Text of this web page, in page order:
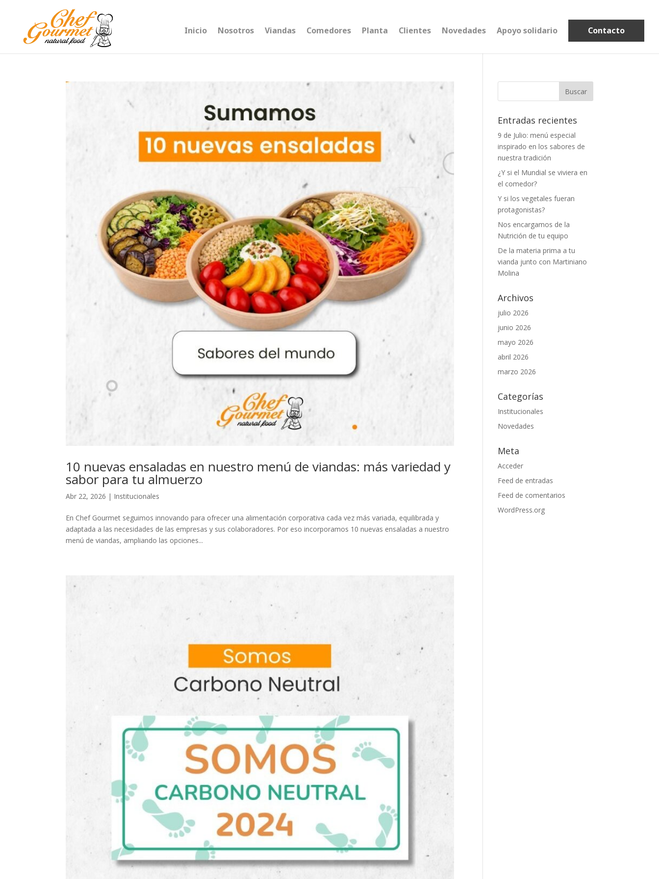
Inicio Nosotros Viandas Comedores Planta Clientes Novedades Apoyo solidario Contacto
10 nuevas ensaladas en nuestro menú de viandas: más variedad y
sabor para tu almuerzo
Abr 22, 2026 | Institucionales
En Chef Gourmet seguimos innovando para ofrecer una alimentación corporativa cada vez más variada, equilibrada y
adaptada a las necesidades de las empresas y sus colaboradores. Por eso incorporamos 10 nuevas ensaladas a nuestro
menú de viandas, ampliando las opciones...
Entradas recientes
9 de Julio: menú especial
inspirado en los sabores de
nuestra tradición
¿Y si el Mundial se viviera en
el comedor?
Y si los vegetales fueran
protagonistas?
Nos encargamos de la
Nutrición de tu equipo
De la materia prima a tu
vianda junto con Martiniano
Molina
Archivos
julio 2026
junio 2026
mayo 2026
abril 2026
marzo 2026
Categorías
Institucionales
Novedades
Meta
Acceder
Feed de entradas
Feed de comentarios
WordPress.org